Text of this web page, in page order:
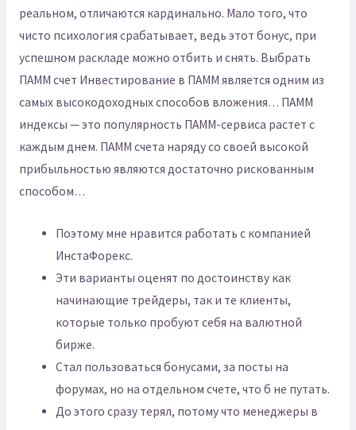
реальном, отличаются кардинально. Мало того, что
чисто психология срабатывает, ведь этот бонус, при
успешном раскладе можно отбить и снять. Выбрать
ПАММ счет Инвестирование в ПАММ является одним из
самых высокодоходных способов вложения… ПАММ
индексы — это популярность ПАММ-сервиса растет с
каждым днем. ПАММ счета наряду со своей высокой
прибыльностью являются достаточно рискованным
способом…
Поэтому мне нравится работать с компанией
ИнстаФорекс.
Эти варианты оценят по достоинству как
начинающие трейдеры, так и те клиенты,
которые только пробуют себя на валютной
бирже.
Стал пользоваться бонусами, за посты на
форумах, но на отдельном счете, что б не путать.
До этого сразу терял, потому что менеджеры в